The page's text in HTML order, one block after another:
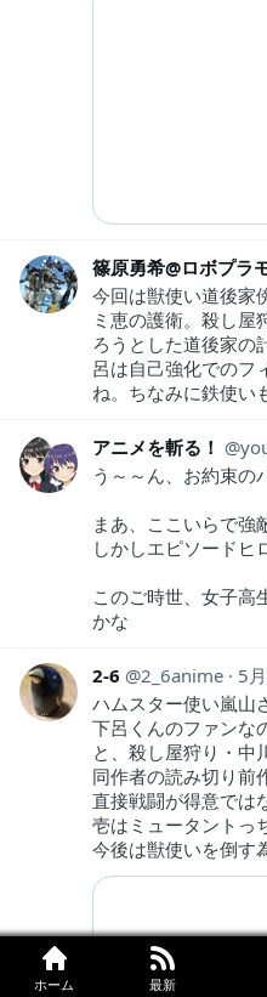
ホーム 最新
篠原勇希@ロボプラ
今回は獣使い道後家
ミ恵の護衛。殺し屋
ろうとした道後家の
呂は自己強化でのフ
ね。ちなみに鉄使い
アニメを斬る！
う～～ん、お約束の
まあ、ここいらで強
しかしエピソードヒ
このご時世、女子高
かな
2-6 2_6anime
5
ハムスター使い嵐山
下呂くんのファンな
と、殺し屋狩り・中
同作者の読み切り前
直接戦闘が得意では
壱はミュータントっ
今後は獣使いを倒す